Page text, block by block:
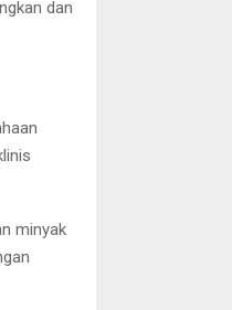
dan
minyak